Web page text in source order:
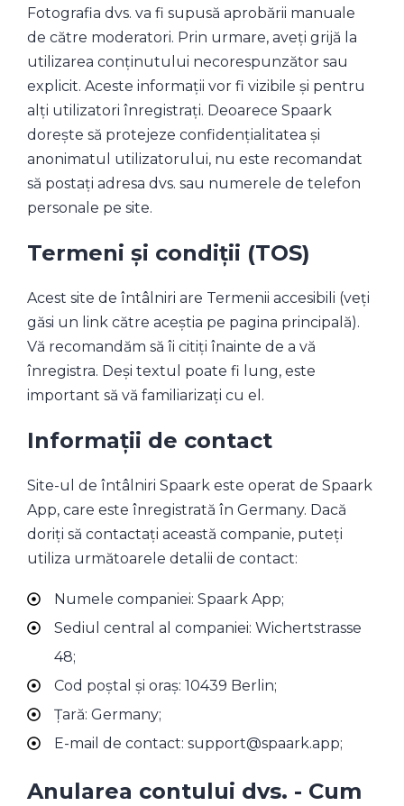
Fotografia dvs. va fi supusă aprobării manuale
de către moderatori. Prin urmare, aveți grijă la
utilizarea conținutului necorespunzător sau
explicit. Aceste informații vor fi vizibile și pentru
alți utilizatori înregistrați. Deoarece Spaark
dorește să protejeze confidențialitatea și
anonimatul utilizatorului, nu este recomandat
să postați adresa dvs. sau numerele de telefon
personale pe site.
Termeni și condiții (TOS)
Acest site de întâlniri are Termenii accesibili (veți
găsi un link către aceștia pe pagina principală).
Vă recomandăm să îi citiți înainte de a vă
înregistra. Deși textul poate fi lung, este
important să vă familiarizați cu el.
Informații de contact
Site-ul de întâlniri Spaark este operat de Spaark
App, care este înregistrată în Germany. Dacă
doriți să contactați această companie, puteți
utiliza următoarele detalii de contact:
Numele companiei: Spaark App;
Sediul central al companiei: Wichertstrasse
48;
Cod poștal și oraș: 10439 Berlin;
Țară: Germany;
E-mail de contact: support@spaark.app;
Anularea contului dvs. - Cum